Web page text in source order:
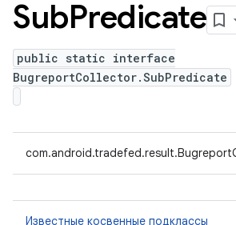
SubPredicate
public static interface
BugreportCollector.SubPredicate
Известные косвенные подклассы